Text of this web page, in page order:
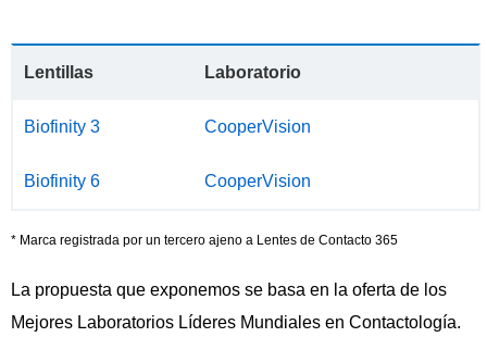
Lentillas Laboratorio
Biofinity 3 CooperVision
Biofinity 6 CooperVision
* Marca registrada por un tercero ajeno a Lentes de Contacto 365
La propuesta que exponemos se basa en la oferta de los
Mejores Laboratorios Líderes Mundiales en Contactología.